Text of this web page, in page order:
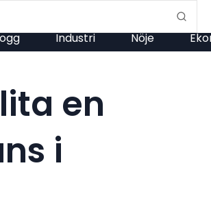
Industri Nöje
en
i